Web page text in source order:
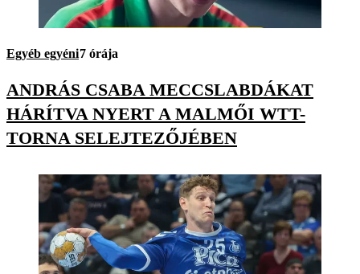
Egyéb egyéni7 órája
ANDRÁS CSABA MECCSLABDÁKAT
HÁRÍTVA NYERT A MALMŐI WTT-
TORNA SELEJTEZŐJÉBEN